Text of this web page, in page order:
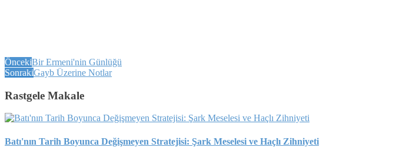
ÖncekiBir Ermeni'nin Günlüğü
SonrakiGayb Üzerine Notlar
Rastgele Makale
Batı'nın Tarih Boyunca Değişmeyen Stratejisi: Şark Meselesi ve Haçlı Zihniyeti